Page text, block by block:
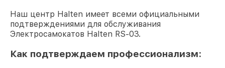
Наш центр Halten имеет всеми официальными
подтверждениями для обслуживания
Электросамокатов Halten RS-03.
Как подтверждаем профессионализм: